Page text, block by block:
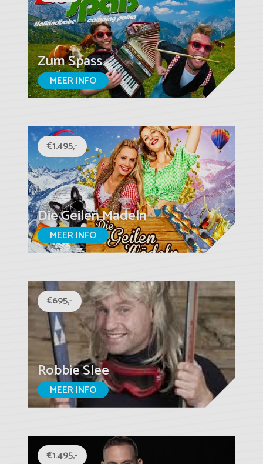
Zum Spass
MEER INFO
€1.495,-
Die Geilen Madeln
MEER INFO
€695,-
Robbie Slee
MEER INFO
€1.495,-